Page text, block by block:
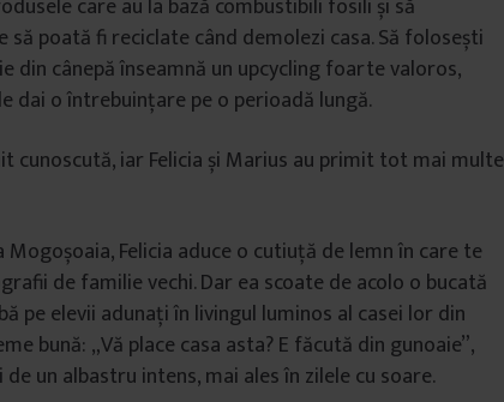
care au la bază combustibili fosili și să
poată fi reciclate când demolezi casa. Să folosești
din cânepă înseamnă un upcycling foarte valoros,
dai o întrebuințare pe o perioadă lungă.
cunoscută, iar Felicia și Marius au primit tot mai multe
Felicia aduce o cutiuță de lemn în care te
de familie vechi. Dar ea scoate de acolo o bucată
pe elevii adunați în livingul luminos al casei lor din
bună: „Vă place casa asta? E făcută din gunoaie”,
un albastru intens, mai ales în zilele cu soare.